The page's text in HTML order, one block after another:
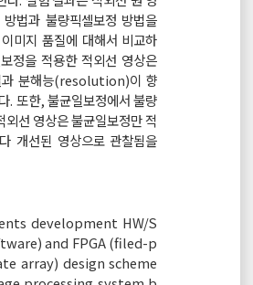
법과 불량픽셀보정 방법을
미지 품질에 대해서 비교하
정을 적용한 적외선 영상은
과 분해능(resolution)이 향
. 또한, 불균일보정에서 불량
외선 영상은 불균일보정만 적
개선된 영상으로 관찰됨을
development HW/S
and FPGA (filed-p
array) design scheme